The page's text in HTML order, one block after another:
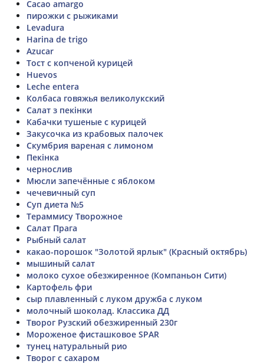
Cacao amargo
пирожки с рыжиками
Levadura
Harina de trigo
Azucar
Тост с копченой курицей
Huevos
Leche entera
Колбаса говяжья великолукский
Салат з пекінки
Кабачки тушеные с курицей
Закусочка из крабовых палочек
Скумбрия вареная с лимоном
Пекінка
чернослив
Мюсли запечённые с яблоком
чечевичный суп
Суп диета №5
Тераммису Творожное
Салат Прага
Рыбный салат
какао-порошок "Золотой ярлык" (Красный октябрь)
мышиный салат
молоко сухое обезжиренное (Компаньон Сити)
Картофель фри
сыр плавленный с луком дружба с луком
молочный шоколад. Классика ДД
Творог Рузский обезжиренный 230г
Мороженое фисташковое SPAR
тунец натуральный рио
Творог с сахаром